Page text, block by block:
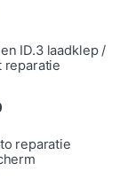
ID.3 laadklep /
reparatie
reparatie